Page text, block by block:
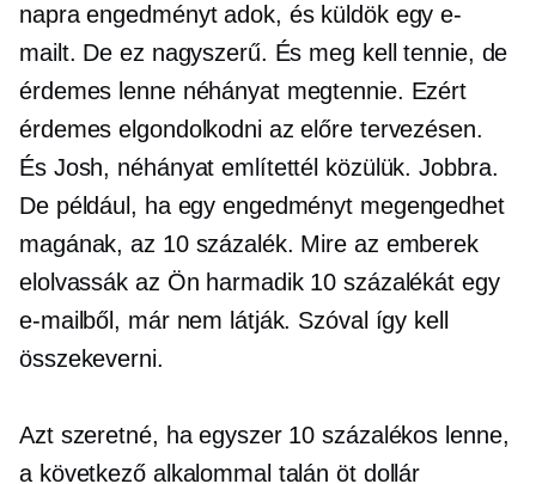
napra engedményt adok, és küldök egy e-
mailt. De ez nagyszerű. És meg kell tennie, de
érdemes lenne néhányat megtennie. Ezért
érdemes elgondolkodni az előre tervezésen.
És Josh, néhányat említettél közülük. Jobbra.
De például, ha egy engedményt megengedhet
magának, az 10 százalék. Mire az emberek
elolvassák az Ön harmadik 10 százalékát egy
e-mailből, már nem látják. Szóval így kell
összekeverni.
Azt szeretné, ha egyszer 10 százalékos lenne,
a következő alkalommal talán öt dollár